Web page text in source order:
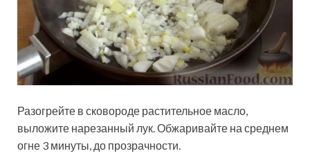
Разогрейте в сковороде растительное масло,
выложите нарезанный лук. Обжаривайте на среднем
огне 3 минуты, до прозрачности.